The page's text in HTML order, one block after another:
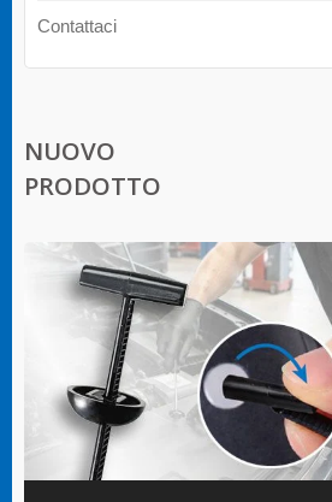
Contattaci
NUOVO
PRODOTTO